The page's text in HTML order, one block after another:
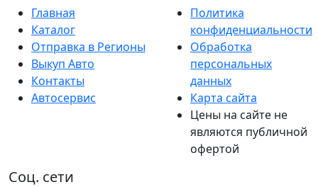
Главная
Каталог
Отправка в Регионы
Выкуп Авто
Контакты
Автосервис
Политика
конфиденциальности
Обработка
персональных
данных
Карта сайта
Цены на сайте не
являются публичной
офертой
Соц. сети